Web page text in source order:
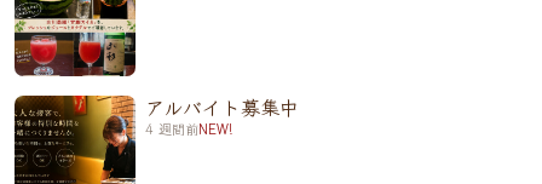
アルバイト募集中
4 週間前NEW!